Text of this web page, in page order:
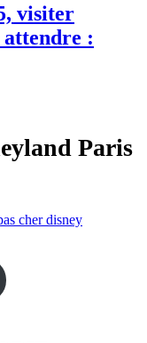
visiter
:
Paris